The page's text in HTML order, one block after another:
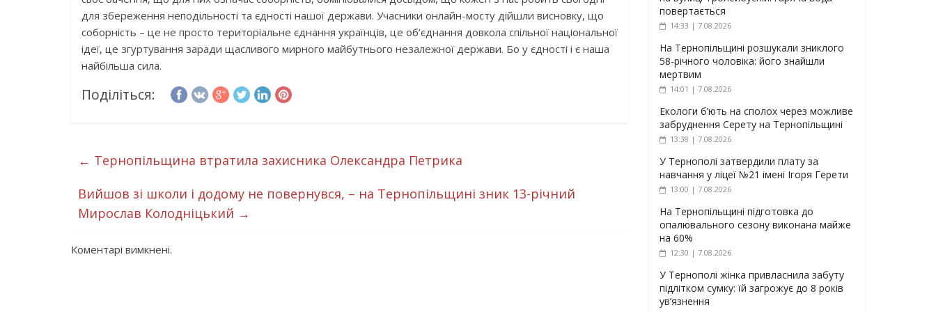
для збереження неподільності та єдності нашої держави. Учасники онлайн-мосту дійшли висновку, що
соборність – це не просто територіальне єднання українців, це об’єднання довкола спільної національної
ідеї, це згуртування заради щасливого мирного майбутнього незалежної держави. Бо у єдності і є наша
найбільша сила.
Поділіться:
← Тернопільщина втратила захисника Олександра Петрика
Вийшов зі школи і додому не повернувся, – на Тернопільщині зник 13-річний
Мирослав Колодніцький →
Коментарі вимкнені.
повертається
14:33 | 7.08.2026
На Тернопільщині розшукали зниклого
58-річного чоловіка: його знайшли
мертвим
14:01 | 7.08.2026
Екологи б’ють на сполох через можливе
забруднення Серету на Тернопільщині
13:38 | 7.08.2026
У Тернополі затвердили плату за
навчання у ліцеї №21 імені Ігоря Герети
13:00 | 7.08.2026
На Тернопільщині підготовка до
опалювального сезону виконана майже
на 60%
12:30 | 7.08.2026
У Тернополі жінка привласнила забуту
підлітком сумку: їй загрожує до 8 років
ув’язнення